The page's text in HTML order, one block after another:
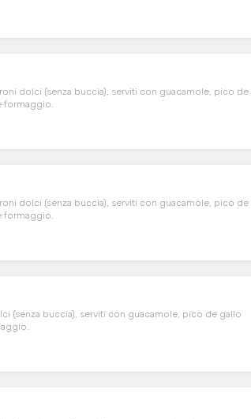
dolci (senza buccia), serviti con guacamole, pico de
formaggio.
dolci (senza buccia), serviti con guacamole, pico de
formaggio.
(senza buccia), serviti con guacamole, pico de gallo